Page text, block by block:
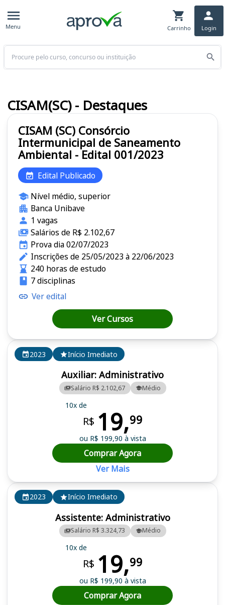
Menu Carrinho Login
Buscar
2023 Início Imediato
Assistente: Administrativo
Salário R$ 3.324,73 Médio
10x de
R$ 19,99
ou R$ 199,90 à vista
Comprar Agora
2023 Início Imediato
Auxiliar: Administrativo
Salário R$ 2.102,67 Médio
10x de
R$ 19,99
ou R$ 199,90 à vista
Comprar Agora
Ver Mais
CISAM (SC) Consórcio
Intermunicipal de Saneamento
Ambiental - Edital 001/2023
Edital Publicado
Nível médio, superior
Banca Unibave
1 vagas
Salários de R$ 2.102,67
Prova dia 02/07/2023
Inscrições de 25/05/2023 à 22/06/2023
240 horas de estudo
7 disciplinas
Ver edital
Ver Cursos
CISAM(SC) - Destaques